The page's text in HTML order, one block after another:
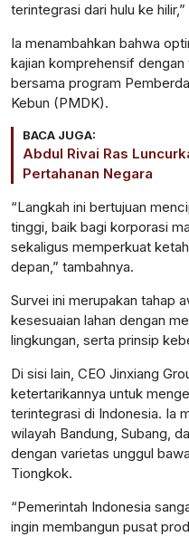
terintegrasi dari hulu ke
Ia menambahkan bahwa
kajian komprehensif
bersama program
Kebun (PMDK).
BACA JUGA:
Abdul Rivai Ras
Pertahanan Negara
“Langkah ini bertujuan
tinggi, baik bagi korporasi
sekaligus memperkuat
depan,” tambahnya.
Survei ini merupakan tahap
kesesuaian lahan dengan
lingkungan, serta prinsip
Di sisi lain, CEO Jinxiang
ketertarikannya untuk
terintegrasi di Indonesia. Ia
wilayah Bandung, Subang,
dengan varietas unggul
Tiongkok.
“Pemerintah Indonesia
ingin membangun pusat